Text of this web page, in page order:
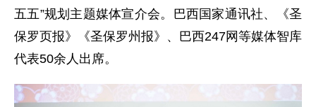
五五”规划主题媒体宣介会。巴西国家通讯社、《圣
保罗页报》《圣保罗州报》、巴西247网等媒体智库
代表50余人出席。